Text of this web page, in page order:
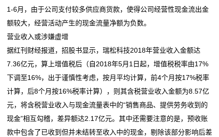
1-6月，由于公司支付较多供应商货款，使得公司经营性现金流出金
额较大，经营活动产生的现金流量净额为负数。
营业收入或涉嫌虚增
据红刊财经报道，招股书显示，瑞松科技2018年营业收入金额达
7.36亿元，算上增值税后（自2018年5月1日起，增值税税率由17%
下调至16%，出于谨慎性考虑，按月平均计算，前4个月按17%税率
计算，后8个月按16%税率计算），则其含税营业收入金额为8.57亿
元，将含税营业收入与现金流量表中的“销售商品、提供劳务收到的
现金”相互勾稽，差异额达2.17亿元。其中还需要注意的是，预收账
款中包含了已收到但并未结转至收入中的现金，剔除该部分影响后差